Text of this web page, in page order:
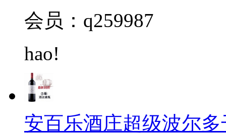
会员：q259987
hao!
安百乐酒庄超级波尔多